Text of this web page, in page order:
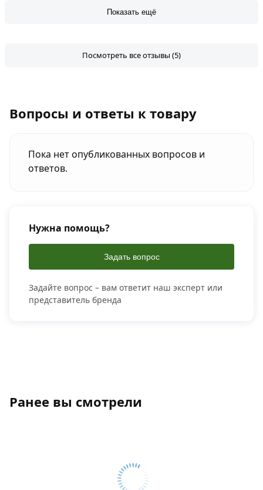
Показать ещё
Посмотреть все отзывы (5)
Вопросы и ответы к товару
Пока нет опубликованных вопросов и
ответов.
Нужна помощь?
Задать вопрос
Задайте вопрос – вам ответит наш эксперт или
представитель бренда
Ранее вы смотрели